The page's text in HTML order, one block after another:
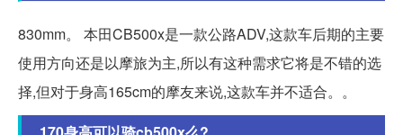
830mm。 本田CB500x是一款公路ADV,这款车后期的主要
使用方向还是以摩旅为主,所以有这种需求它将是不错的选
择,但对于身高165cm的摩友来说,这款车并不适合。。